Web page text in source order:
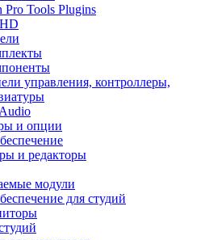
Pro Tools Plugins
управления, контроллеры,
и опции
и редакторы
модули
для студий